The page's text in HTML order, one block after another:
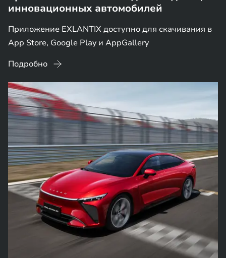
инновационных автомобилей
Приложение EXLANTIX доступно для скачивания в
App Store, Google Play и AppGallery
Подробно